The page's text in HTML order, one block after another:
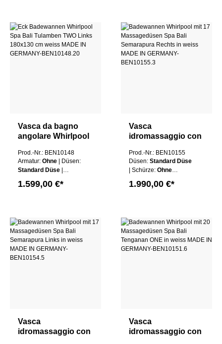
Vasca da bagno
angolare Whirlpool
TWO sinistra
180x130 cm bianco
GERMANY
Prod.-Nr.: BEN10148
Armatur: Ohne
| Düsen:
Standard Düse
| Wannen Farbe:
1.599,00 €*
Vasca
idromassaggio con
massaggianti Spa
Bali Semarapura
destra in bianco
MADE IN
Prod.-Nr.: BEN10155
Düsen: Standard Düse
| Schürze: Ohne
Farbe:Weiß
1.990,00 €*
Vasca
idromassaggio con
Vasca
idromassaggio con